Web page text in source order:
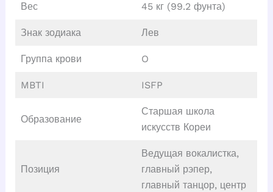
Вес 45 кг (99.2 фунта)
Знак зодиака Лев
Группа крови O
MBTI ISFP
Образование
Старшая школа
искусств Кореи
Позиция
Ведущая вокалистка,
главный рэпер,
главный танцор, центр